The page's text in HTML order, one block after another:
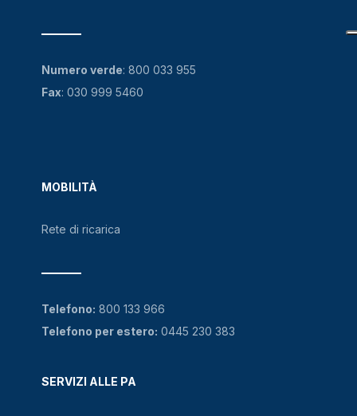
MOBILITÀ
Rete di ricarica
SERVIZI ALLE PA
Numero verde: 800 033 955
Fax: 030 999 5460
Telefono: 800 133 966
Telefono per estero: 0445 230 383